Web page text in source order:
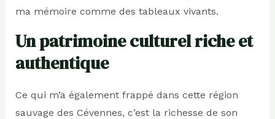
ma mémoire comme des tableaux vivants.
Un patrimoine culturel riche et
authentique
Ce qui m’a également frappé dans cette région
sauvage des Cévennes, c’est la richesse de son